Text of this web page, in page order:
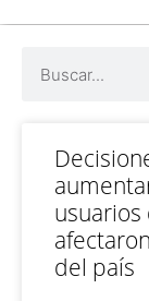
usuarios
del país